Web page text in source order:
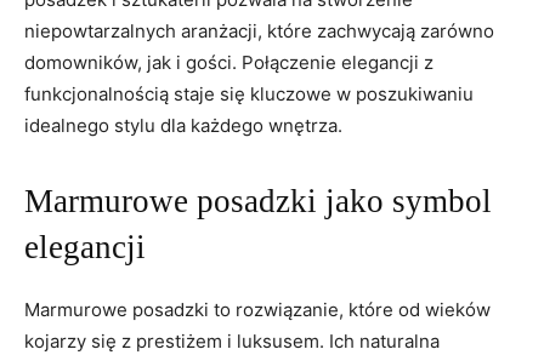
niepowtarzalnych aranżacji, które zachwycają zarówno
domowników, jak i gości. Połączenie elegancji z
funkcjonalnością staje się kluczowe w poszukiwaniu
idealnego stylu dla każdego wnętrza.
Marmurowe posadzki jako symbol
elegancji
Marmurowe posadzki to rozwiązanie, które od wieków
kojarzy się z prestiżem i luksusem. Ich naturalna